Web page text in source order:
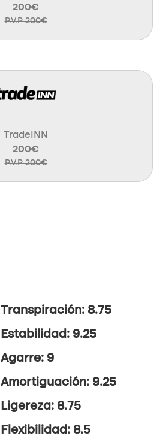
200€
P.V.P 200€
TradeINN
200€
P.V.P 200€
Transpiración: 8.75
Estabilidad: 9.25
Agarre: 9
Amortiguación: 9.25
Ligereza: 8.75
Flexibilidad: 8.5